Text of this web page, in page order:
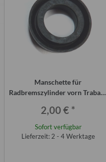
Manschette für
Radbremszylinder vorn Trabant
2,00 € *
Sofort verfügbar
Lieferzeit: 2 - 4 Werktage